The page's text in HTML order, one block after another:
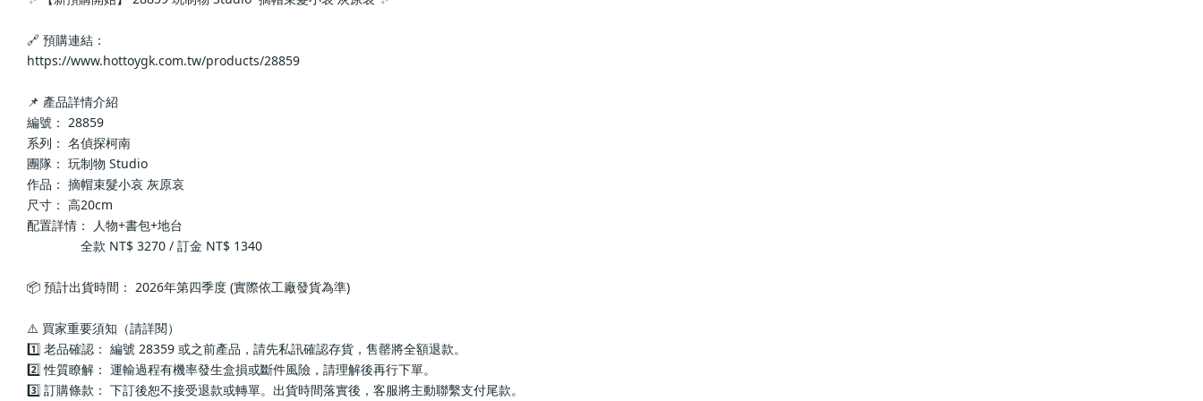
🔗 預購連結：
https://www.hottoygk.com.tw/products/28859
📌 產品詳情介紹
編號： 28859
系列： 名偵探柯南
團隊： 玩制物 Studio
作品： 摘帽束髮小哀 灰原哀
尺寸： 高20cm
配置詳情： 人物+書包+地台
全款 NT$ 3270 / 訂金 NT$ 1340
📦 預計出貨時間： 2026年第四季度 (實際依工廠發貨為準)
⚠️ 買家重要須知（請詳閱）
1️⃣ 老品確認： 編號 28359 或之前產品，請先私訊確認存貨，售罄將全額退款。
2️⃣ 性質瞭解： 運輸過程有機率發生盒損或斷件風險，請理解後再行下單。
3️⃣ 訂購條款： 下訂後恕不接受退款或轉單。出貨時間落實後，客服將主動聯繫支付尾款。